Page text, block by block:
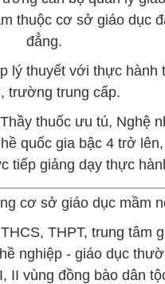
thuộc cơ sở giáo dục
đẳng.
lý thuyết với thực hành
trường trung cấp.
thuốc ưu tú, Nghệ
quốc gia bậc 4 trở
tiếp giảng dạy thực
cơ sở giáo dục mầm
THPT, trung tâm
nghiệp - giáo dục
II vùng đồng bào dân